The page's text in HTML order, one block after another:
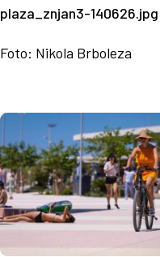
plaza_znjan3-140626.jpg
Foto: Nikola Brboleza